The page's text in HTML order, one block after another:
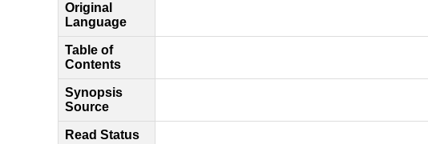
Original
Language
Table of
Contents
Synopsis
Source
Read Status